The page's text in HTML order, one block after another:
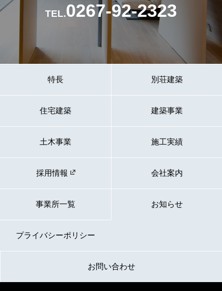
TEL.0267-92-2323
特長 別荘建築
住宅建築 建築事業
土木事業 施工実績
採用情報 会社案内
事業所一覧 お知らせ
プライバシーポリシー
お問い合わせ